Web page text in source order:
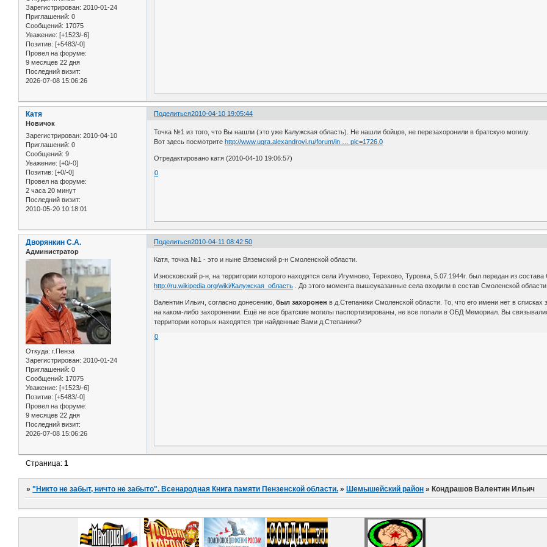
Зарегистрирован: 2010-01-24
Приглашений: 0
Сообщений: 17075
Уважение: [+1523/-6]
Позитив: [+5483/-0]
Провел на форуме:
9 месяцев 22 дня
Последний визит:
2026-07-08 15:06:26
Поделиться2010-04-10 19:05:44
Катя
Новичок
Зарегистрирован: 2010-04-10
Приглашений: 0
Сообщений: 9
Уважение: [+0/-0]
Позитив: [+0/-0]
Провел на форуме:
2 часа 20 минут
Последний визит:
2010-05-20 10:18:01
Точка №1 из того, что Вы нашли (это уже Калужская область). Не нашли бойцов, не перезахоронили в братскую могилу.
Вот здесь посмотритеhttp://www.ugra.alexandrovi.ru/forum/in … pic=1726.0
Отредактировано катя (2010-04-10 19:06:57)
0
Поделиться2010-04-11 08:42:50
Дворянкин С.А.
Администратор
Откуда: г.Пенза
Зарегистрирован: 2010-01-24
Приглашений: 0
Сообщений: 17075
Уважение: [+1523/-6]
Позитив: [+5483/-0]
Провел на форуме:
9 месяцев 22 дня
Последний визит:
2026-07-08 15:06:26
Катя, точка №1 - это и ныне Вяземский р-н Смоленской области.
Износковский р-н, на территории которого находятся села Игумново, Терехово, Туровка, 5.07.1944г. был передан из
http://ru.wikipedia.org/wiki/Калужская_область . До этого момента вышеуказанные села входили в состав Смоленской
Валентин Ильич, согласно донесению,был захороненв д.Степаники Смоленской области. То, что его имени нет в
на каком-либо захоронении. Ещё не все братские могилы паспортизированы, не все попали в ОБД Мемориал. Вы
территории которых находятся три найденные Вами д.Степаники?
0
Страница:1
»"Никто не забыт, ничто не забыто". Всенародная Книга памяти Пензенской области. »Шемышейский район »Кондрашов Валентин Ильич